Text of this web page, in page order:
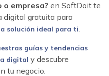
o empresa? en SoftDoit te
digital gratuita para
solución ideal para ti.
guías y tendencias
digital y descubre
tu negocio.